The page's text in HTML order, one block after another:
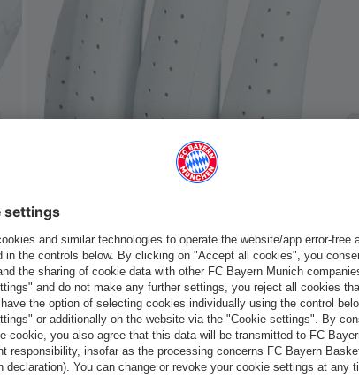
Voulez-vous rester dans la boutique France?